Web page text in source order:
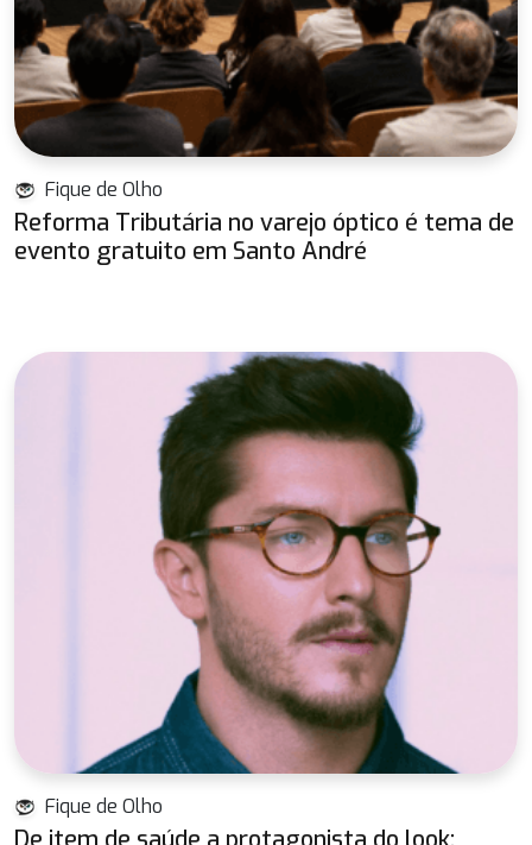
Fique de Olho
Reforma Tributária no varejo óptico é tema de
evento gratuito em Santo André
Fique de Olho